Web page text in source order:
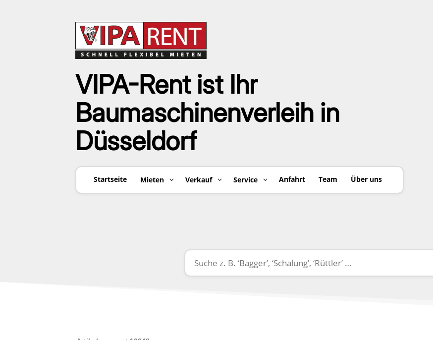
VIPA-Rent ist Ihr
Baumaschinenverleih in
Düsseldorf
Startseite Mieten Verkauf Service Anfahrt Team Über uns